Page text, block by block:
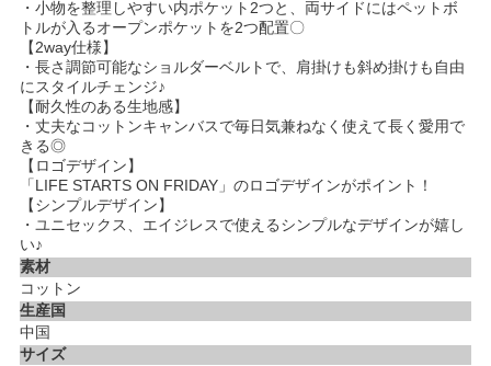
・小物を整理しやすい内ポケット2つと、両サイドにはペットボ
トルが入るオープンポケットを2つ配置〇
【2way仕様】
・長さ調節可能なショルダーベルトで、肩掛けも斜め掛けも自由
にスタイルチェンジ♪
【耐久性のある生地感】
・丈夫なコットンキャンバスで毎日気兼ねなく使えて長く愛用で
きる◎
【ロゴデザイン】
「LIFE STARTS ON FRIDAY」のロゴデザインがポイント！
【シンプルデザイン】
・ユニセックス、エイジレスで使えるシンプルなデザインが嬉し
い♪
素材
コットン
生産国
中国
サイズ